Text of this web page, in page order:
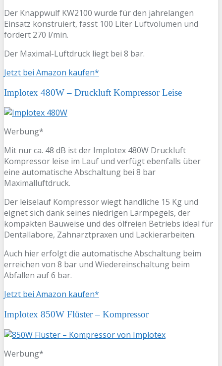
Der Knappwulf KW2100 wurde für den jahrelangen
Einsatz konstruiert, fasst 100 Liter Luftvolumen und
fördert 270 l/min.
Der Maximal-Luftdruck liegt bei 8 bar.
Jetzt bei Amazon kaufen*
Implotex 480W – Druckluft Kompressor Leise
Werbung*
Mit nur ca. 48 dB ist der Implotex 480W Druckluft
Kompressor leise im Lauf und verfügt ebenfalls über
eine automatische Abschaltung bei 8 bar
Maximalluftdruck.
Der leiselauf Kompressor wiegt handliche 15 Kg und
eignet sich dank seines niedrigen Lärmpegels, der
kompakten Bauweise und des ölfreien Betriebs ideal für
Dentallabore, Zahnarztpraxen und Lackierarbeiten.
Auch hier erfolgt die automatische Abschaltung beim
erreichen von 8 bar und Wiedereinschaltung beim
Abfallen auf 6 bar.
Jetzt bei Amazon kaufen*
Implotex 850W Flüster – Kompressor
Werbung*